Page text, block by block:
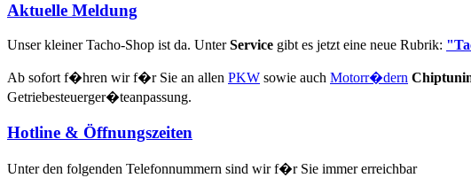
Aktuelle Meldung
Unser kleiner Tacho-Shop ist da. UnterService gibt es jetzt eine neue Rubrik:
Ab sofort f�hren wir f�r Sie an allen PKW sowie auch Motorr�dern
Getriebesteuerger�teanpassung.
Hotline & Öffnungszeiten
Unter den folgenden Telefonnummern sind wir f�r Sie immer erreichbar